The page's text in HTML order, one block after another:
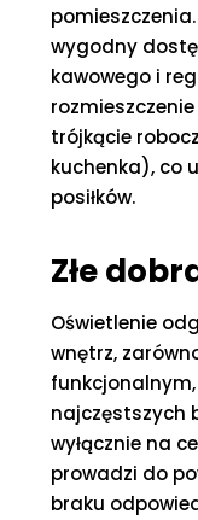
wygodny
kawowego i
trójkącie
kuchenka), co
posiłków.
Złe
Oświetlenie
wnętrz,
najczęstszych
wyłącznie na
prowadzi do
braku